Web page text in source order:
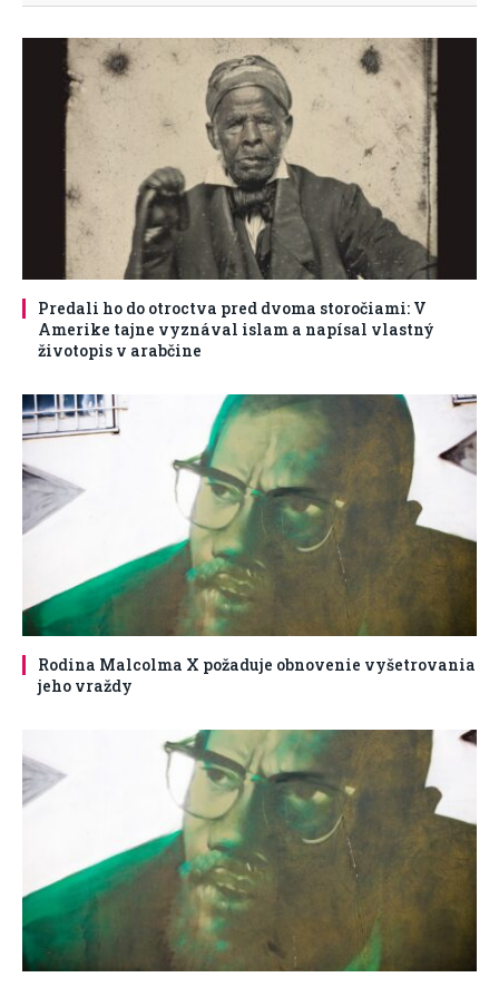
Predali ho do otroctva pred dvoma storočiami: V
Amerike tajne vyznával islam a napísal vlastný
životopis v arabčine
Rodina Malcolma X požaduje obnovenie vyšetrovania
jeho vraždy